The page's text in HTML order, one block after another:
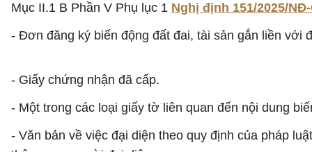
Mục II.1 B Phần V Phụ lục 1 Nghị định 151/2025/
- Đơn đăng ký biến động đất đai, tài sản gắn liền với
- Giấy chứng nhận đã cấp.
- Một trong các loại giấy tờ liên quan đến nội dung
- Văn bản về việc đại diện theo quy định của pháp